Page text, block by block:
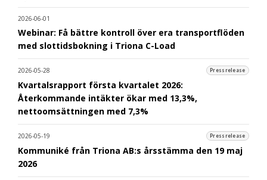
2026-06-01
Webinar: Få bättre kontroll över era transportflöden
med slottidsbokning i Triona C-Load
2026-05-28 Pressrelease
Kvartalsrapport första kvartalet 2026:
Återkommande intäkter ökar med 13,3%,
nettoomsättningen med 7,3%
2026-05-19 Pressrelease
Kommuniké från Triona AB:s årsstämma den 19 maj
2026